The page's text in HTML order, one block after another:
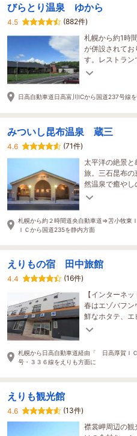
びらとり温泉 ゆから
4.5
(882件)
札幌から約1時
が併設されてお
す。レストラン
しめる他、リー
日高自動車道日高富川ICから国道237号線
みついし昆布温泉 蔵三
4.6
(71件)
太平洋の絶景と
旅。三石昆布の
然温泉で癒やし
間、心地よい潮
札幌から約２時間道央自動車道⇒苫小牧東
ＩＣから国道235を静内方面
えりもの宿 田中旅館
4.4
(16件)
【インターネ
春はエゾバフ
鮮なホタテ、エ
ロン温泉で旅の
札幌から日高自動車道経由「 日高厚賀
号・３３６線をえりも方面に
えりも観光館
4.6
(13件)
襟裳岬周辺の観